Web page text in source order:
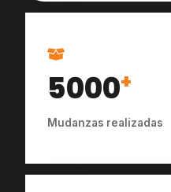
5000+
Mudanzas realizadas